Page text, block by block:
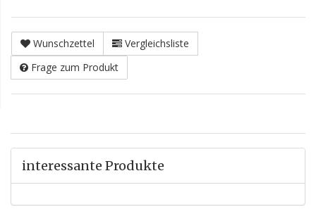
Wunschzettel
Vergleichsliste
Frage zum Produkt
interessante Produkte